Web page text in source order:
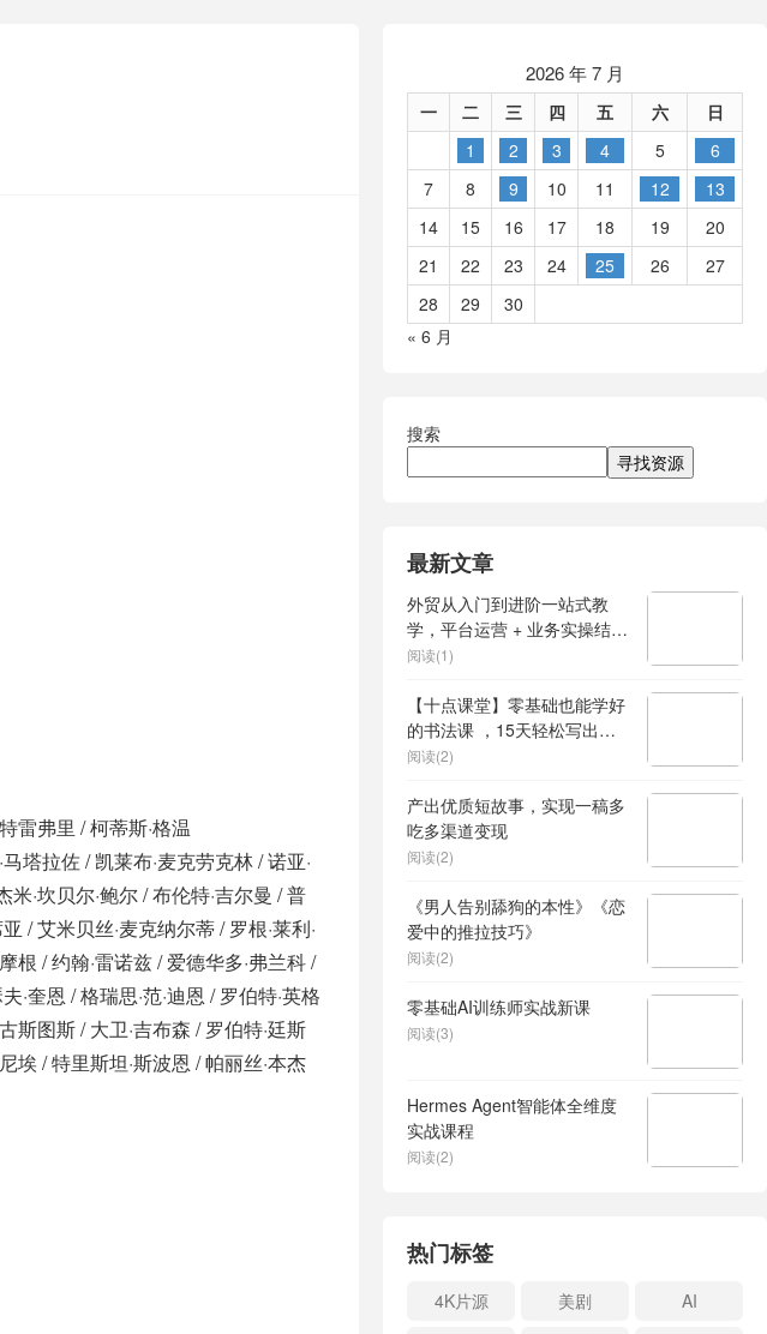
雷弗里 / 柯蒂斯·格温
塔拉佐 / 凯莱布·麦克劳克林 / 诺亚·
米·坎贝尔·鲍尔 / 布伦特·吉尔曼 / 普
/ 艾米贝丝·麦克纳尔蒂 / 罗根·莱利·
根 / 约翰·雷诺兹 / 爱德华多·弗兰科 /
·奎恩 / 格瑞思·范·迪恩 / 罗伯特·英格
斯图斯 / 大卫·吉布森 / 罗伯特·廷斯
埃 / 特里斯坦·斯波恩 / 帕丽丝·本杰
2026 年 7 月
一 二 三 四 五 六
日
1
2 3 4 5
6
7
8 9 10 11 12
13
14
15 16 17 18 19
20
21
22 23 24 25 26
27
28
29
30
« 6 月
搜索
寻找资源
最新文章
外贸从入门到进阶一站式教
学，平台运营 + 业务实操结
合，实现业绩稳步增长
阅读(1)
【十点课堂】零基础也能学好
的书法课 ，15天轻松写出漂
亮人生
阅读(2)
产出优质短故事，实现一稿多
吃多渠道变现
阅读(2)
《男人告别舔狗的本性》《恋
爱中的推拉技巧》
阅读(2)
零基础AI训练师实战新课
阅读(3)
Hermes Agent智能体全维度
实战课程
阅读(2)
热门标签
4K片源 美剧
AI